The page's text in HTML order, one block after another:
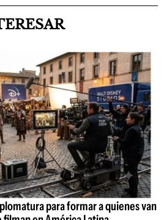
para formar a quienes van